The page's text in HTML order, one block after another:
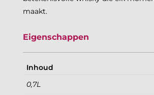
maakt.
Eigenschappen
Inhoud
0,7L